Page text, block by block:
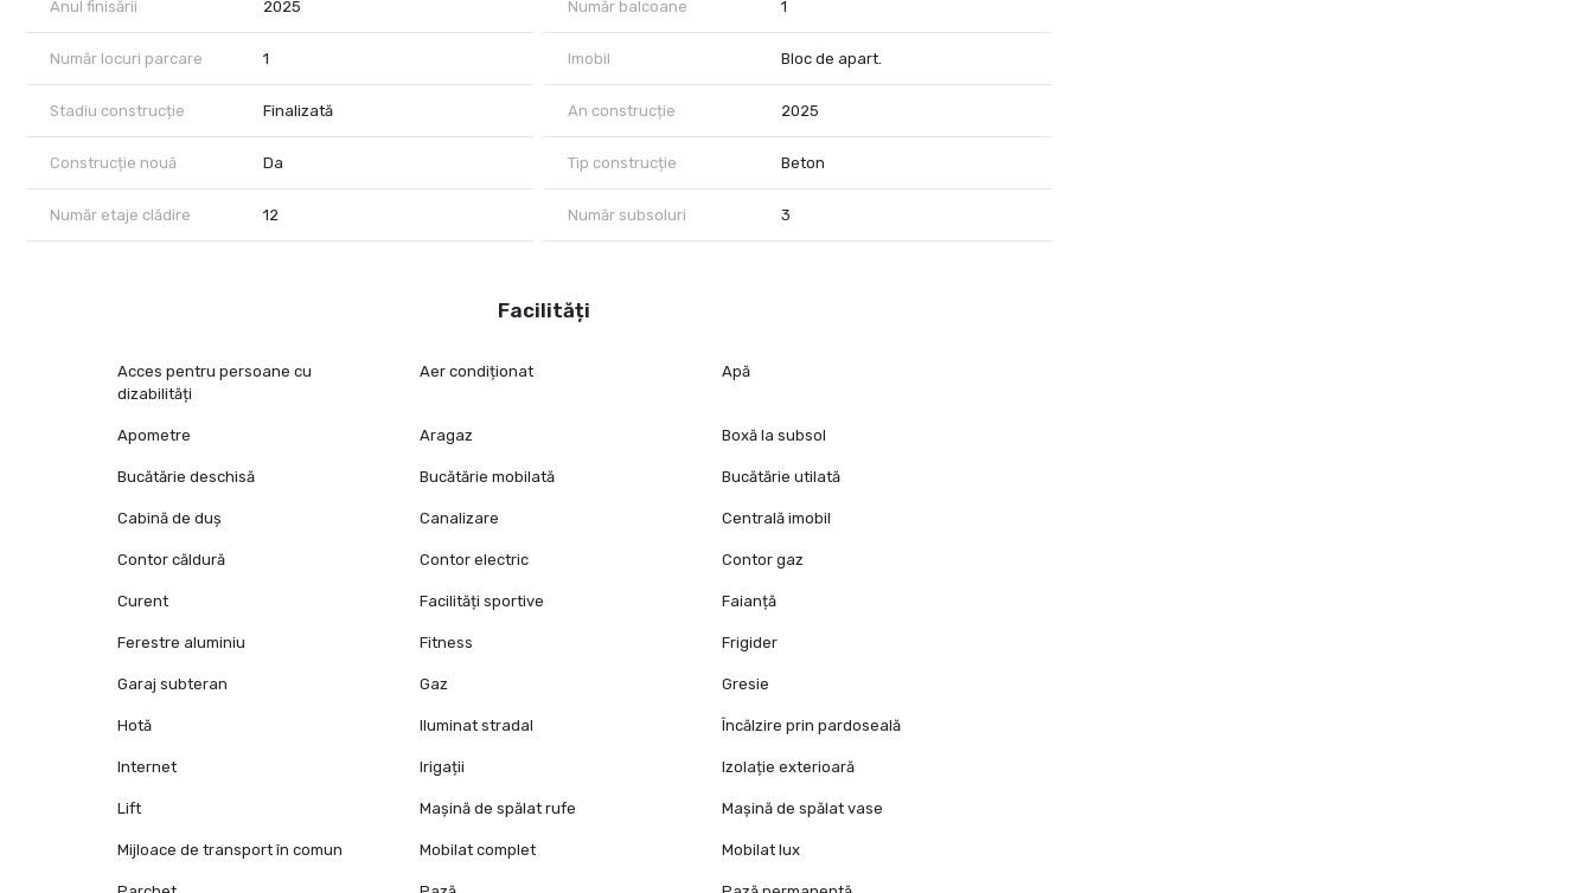
Anul finisării 2025 Număr balcoane 1
Număr locuri parcare 1 Imobil Bloc de apart.
Stadiu construcție Finalizată An construcție 2025
Construcție nouă Da Tip construcție Beton
Număr etaje clădire 12 Număr subsoluri 3
Facilități
Acces pentru persoane cu
dizabilități
Aer condiționat Apă
Apometre Aragaz Boxă la subsol
Bucătărie deschisă Bucătărie mobilată Bucătărie utilată
Cabină de duș Canalizare Centrală imobil
Contor căldură Contor electric Contor gaz
Curent Facilități sportive Faianță
Ferestre aluminiu Fitness Frigider
Garaj subteran Gaz Gresie
Hotă Iluminat stradal Încălzire prin pardoseală
Internet Irigații Izolație exterioară
Lift Mașină de spălat rufe Mașină de spălat vase
Mijloace de transport în comun Mobilat complet Mobilat lux